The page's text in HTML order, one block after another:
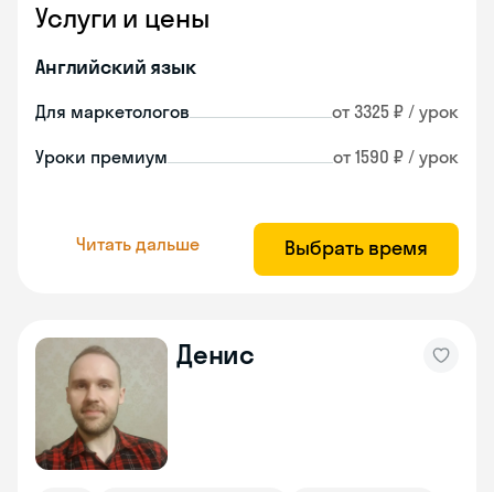
Услуги и цены
Английский язык
Для маркетологов от 3325 ₽ / урок
Уроки премиум от 1590 ₽ / урок
Читать дальше Выбрать время
Денис